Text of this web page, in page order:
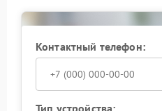
Контактный телефон:
Тип устройства: